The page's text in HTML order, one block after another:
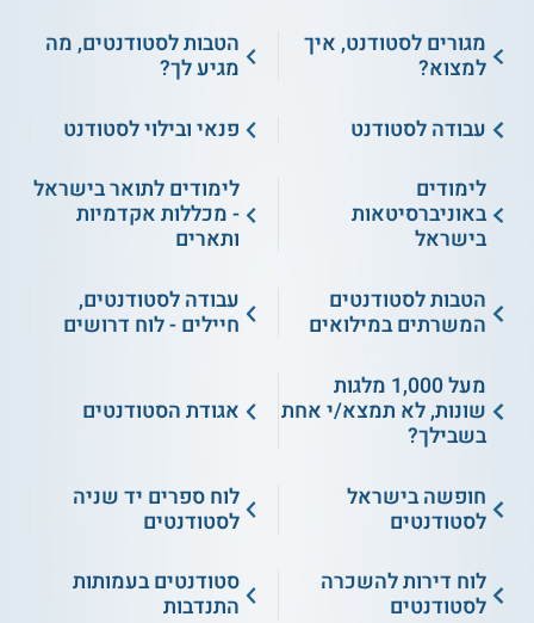
מגורים לסטודנט, איך
למצוא?
הטבות לסטודנטים, מה
מגיע לך?
עבודה לסטודנט
פנאי ובילוי לסטודנט
לימודים
באוניברסיטאות
בישראל
לימודים לתואר בישראל
- מכללות אקדמיות
ותארים
הטבות לסטודנטים
המשרתים במילואים
עבודה לסטודנטים,
חיילים - לוח דרושים
מעל 1,000 מלגות
שונות, לא תמצא/י אחת
בשבילך?
אגודת הסטודנטים
חופשה בישראל
לסטודנטים
לוח ספרים יד שניה
לסטודנטים
לוח דירות להשכרה
לסטודנטים
סטודנטים בעמותות
התנדבות